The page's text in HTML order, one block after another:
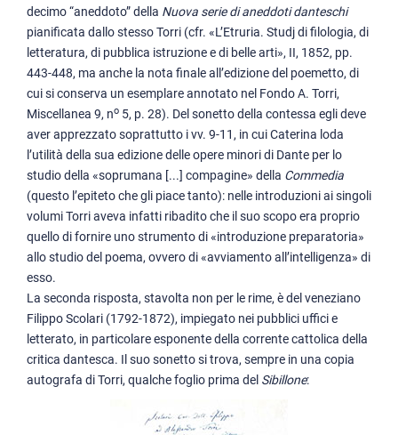
decimo “aneddoto” della Nuova serie di aneddoti danteschi
pianificata dallo stesso Torri (cfr. «L’Etruria. Studj di filologia, di
letteratura, di pubblica istruzione e di belle arti», II, 1852, pp.
443-448, ma anche la nota finale all’edizione del poemetto, di
cui si conserva un esemplare annotato nel Fondo A. Torri,
Miscellanea 9, no 5, p. 28). Del sonetto della contessa egli deve
aver apprezzato soprattutto i vv. 9-11, in cui Caterina loda
l’utilità della sua edizione delle opere minori di Dante per lo
studio della «soprumana [...] compagine» della Commedia
(questo l’epiteto che gli piace tanto): nelle introduzioni ai singoli
volumi Torri aveva infatti ribadito che il suo scopo era proprio
quello di fornire uno strumento di «introduzione preparatoria»
allo studio del poema, ovvero di «avviamento all’intelligenza» di
esso.
La seconda risposta, stavolta non per le rime, è del veneziano
Filippo Scolari (1792-1872), impiegato nei pubblici uffici e
letterato, in particolare esponente della corrente cattolica della
critica dantesca. Il suo sonetto si trova, sempre in una copia
autografa di Torri, qualche foglio prima del Sibillone: